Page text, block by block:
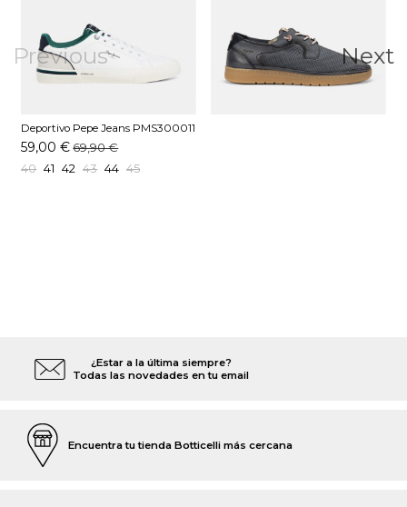
Previous
Deportivo Pepe Jeans PMS300011
Blanco Off
59,00 € 69,90 €
40 41 42 43 44 45
Next
¿Estar a la última siempre?
Todas las novedades en tu email
Encuentra tu tienda Botticelli más cercana